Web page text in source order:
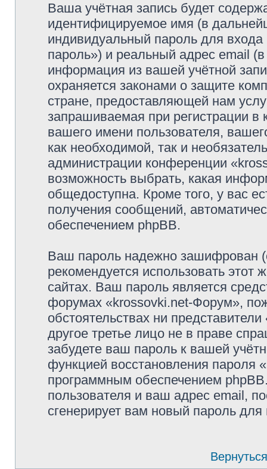
Ваша учётная запись будет
идентифицируемое имя (в
индивидуальный пароль для
пароль») и реальный адрес email
информация из вашей учётной
охраняется законами о защите
стране, предоставляющей нам
запрашиваемая при регистрации
вашего имени пользователя,
как необходимой, так и
администрации конференции
возможность выбрать, какая
общедоступна. Кроме того, у вас
получения сообщений,
обеспечением phpBB.
Ваш пароль надежно зашифрован
рекомендуется использовать этот
сайтах. Ваш пароль является
форумах «krossovki.net-Форум»,
обстоятельствах ни
другое третье лицо не в праве
забудете ваш пароль к вашей
функцией восстановления пароля
программным обеспечением
пользователя и ваш адрес email,
сгенерирует вам новый пароль